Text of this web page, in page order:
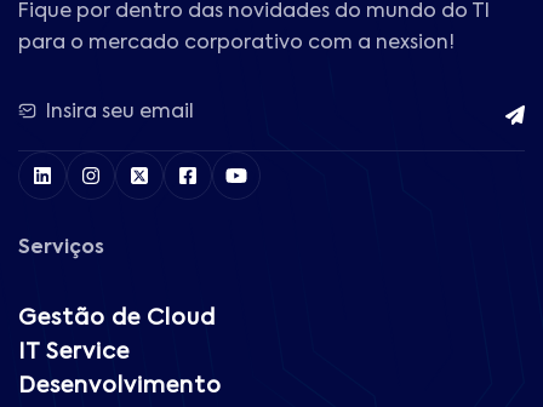
Fique por dentro das novidades do mundo do TI
para o mercado corporativo com a nexsion!
Serviços
Gestão de Cloud
IT Service
Desenvolvimento